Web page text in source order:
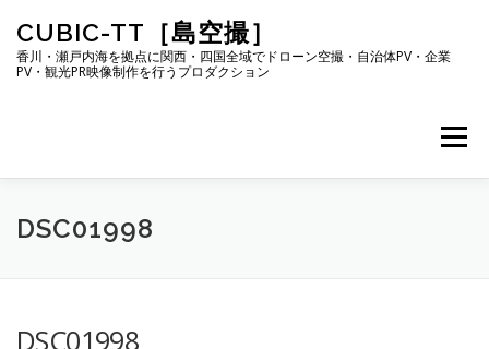
ッ
CUBIC-TT［島空撮］
香川・瀬戸内海を拠点に関西・四国全域でドローン空撮・自治体PV・企業
PV・観光PR映像制作を行うプロダクション
メニュー
ABOUT US
DSC01998
DSC01998